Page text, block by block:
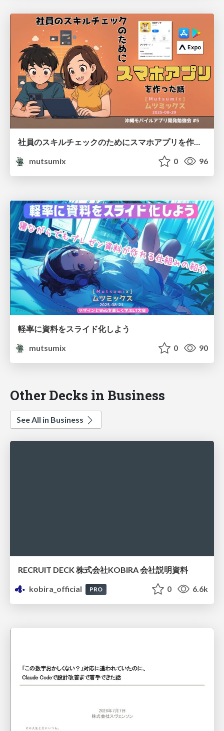
社員のスキルチェックのためにスマホアプリを作った話
mutsumix
0 96
軽率に資料をスライド化しよう
mutsumix
0 90
Other Decks in Business
See All in Business
RECRUIT DECK 株式会社KOBIRA 会社説明資料
kobira_official
PRO 0 6.6k